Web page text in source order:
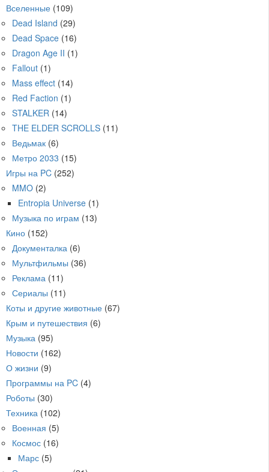
Вселенные (109)
Dead Island (29)
Dead Space (16)
Dragon Age II (1)
Fallout (1)
Mass effect (14)
Red Faction (1)
STALKER (14)
THE ELDER SCROLLS (11)
Ведьмак (6)
Метро 2033 (15)
Игры на PC (252)
MMO (2)
Entropia Universe (1)
Музыка по играм (13)
Кино (152)
Документалка (6)
Мультфильмы (36)
Реклама (11)
Сериалы (11)
Коты и другие животные (67)
Крым и путешествия (6)
Музыка (95)
Новости (162)
О жизни (9)
Программы на PC (4)
Роботы (30)
Техника (102)
Военная (5)
Космос (16)
Марс (5)